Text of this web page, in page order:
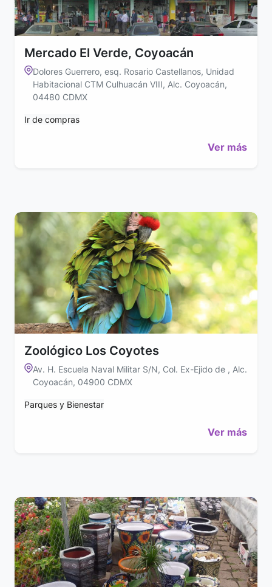
Mercado El Verde, Coyoacán
Dolores Guerrero, esq. Rosario Castellanos, Unidad
Habitacional CTM Culhuacán VIII, Alc. Coyoacán,
04480 CDMX
Ir de compras
Ver más
Zoológico Los Coyotes
Av. H. Escuela Naval Militar S/N, Col. Ex-Ejido de , Alc.
Coyoacán, 04900 CDMX
Parques y Bienestar
Ver más